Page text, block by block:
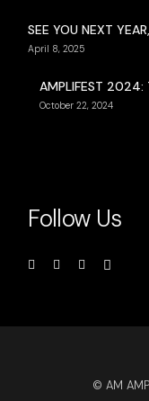
SEE YOU NEXT
April 8, 2025
AMPLIFEST 2024:
October 22, 2024
Follow Us
© AM